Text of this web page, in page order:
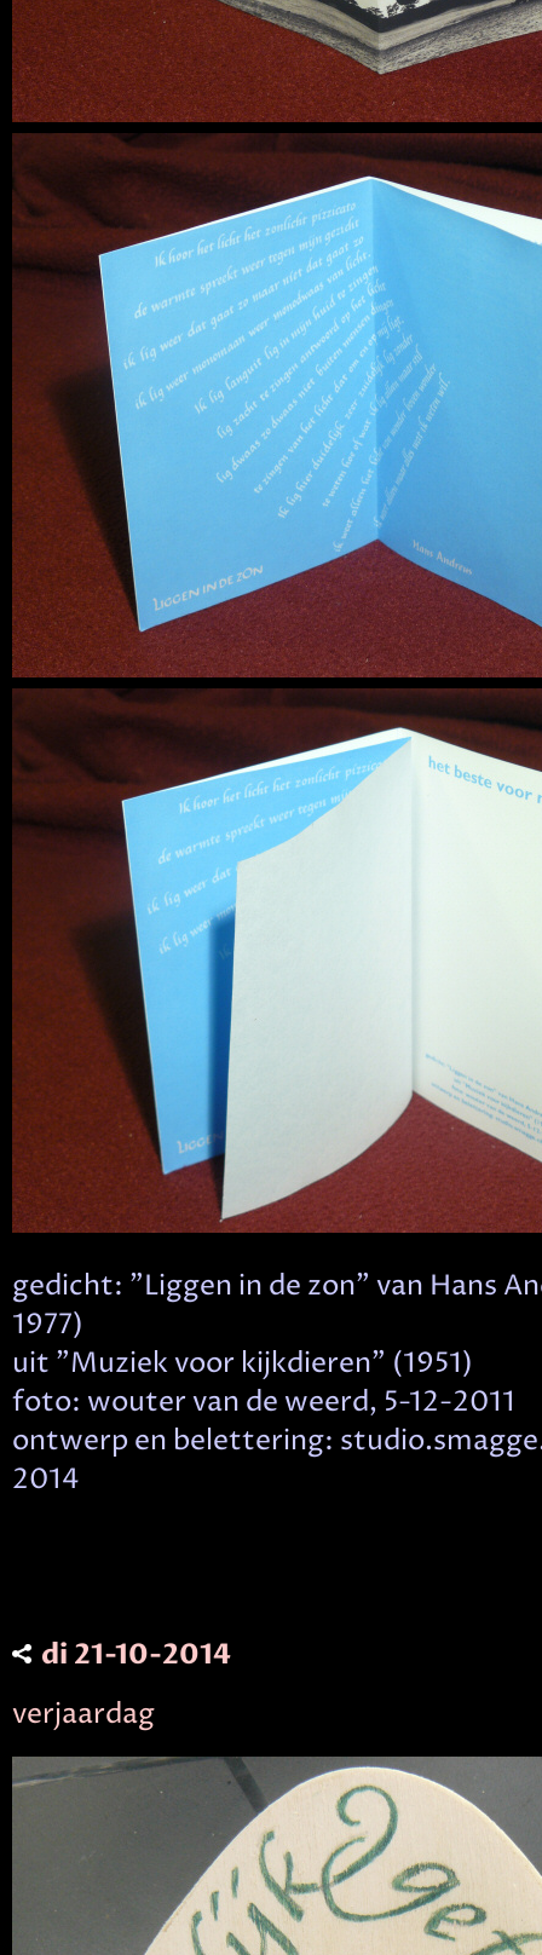
gedicht: "Liggen in de zon" van Hans
1977)
uit "Muziek voor kijkdieren" (1951)
foto: wouter van de weerd, 5-12-2011
ontwerp en belettering:
2014
di 21-10-2014
verjaardag